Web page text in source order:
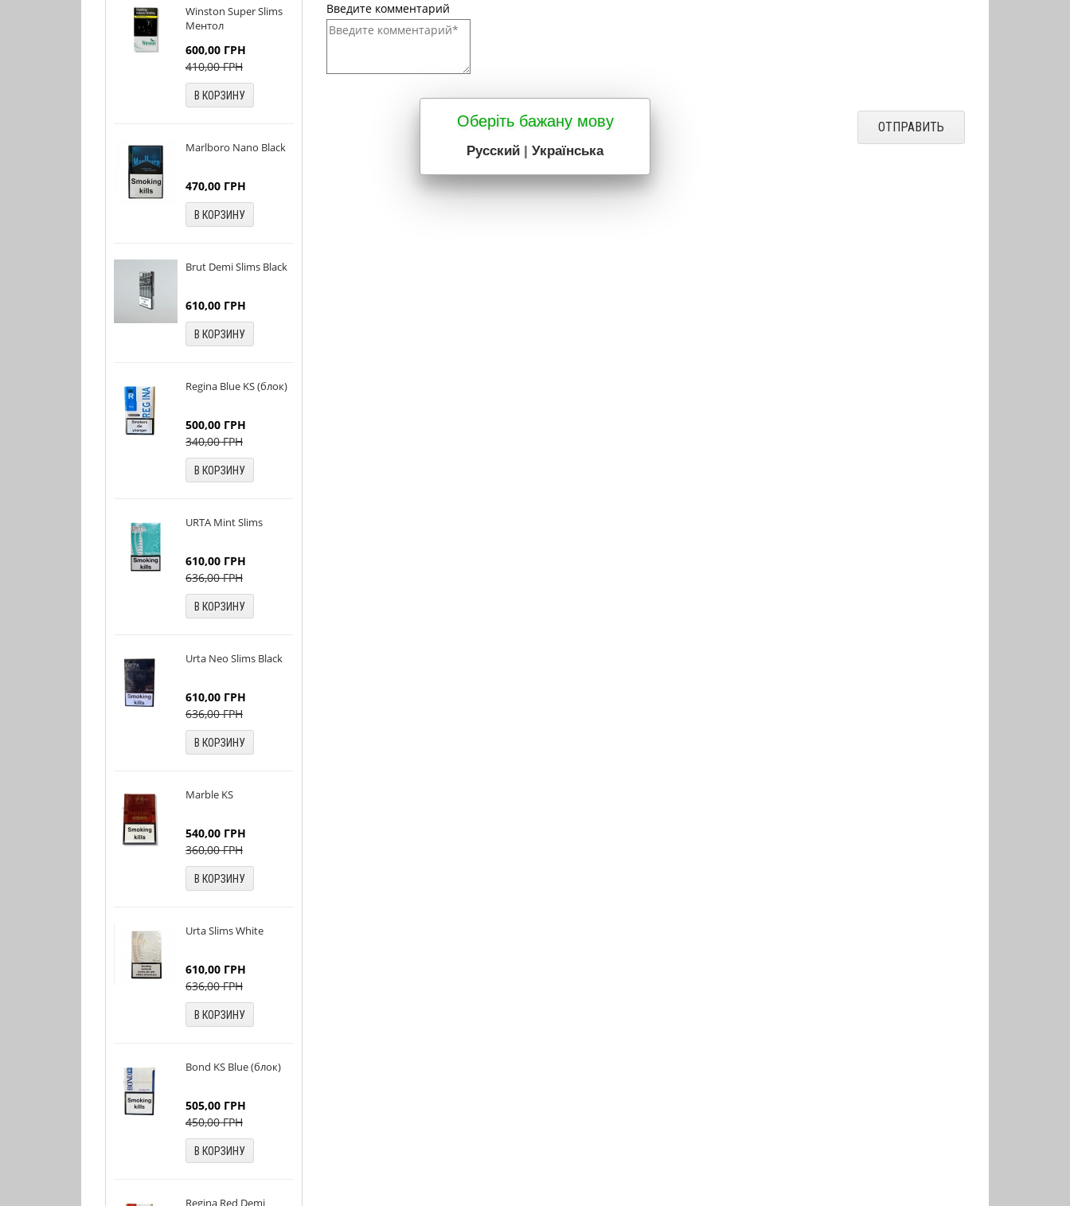
Оберіть бажану мову
Русский | Українська
Winston Super Slims
Ментол
600,00 ГРН
410,00ГРН
В КОРЗИНУ
Marlboro Nano Black
470,00 ГРН
В КОРЗИНУ
Brut Demi Slims Black
610,00 ГРН
В КОРЗИНУ
Regina Blue KS (блок)
500,00 ГРН
340,00ГРН
В КОРЗИНУ
URTA Mint Slims
610,00 ГРН
636,00ГРН
В КОРЗИНУ
Urta Neo Slims Black
610,00 ГРН
636,00ГРН
В КОРЗИНУ
Marble KS
540,00 ГРН
360,00ГРН
В КОРЗИНУ
Urta Slims White
610,00 ГРН
636,00ГРН
В КОРЗИНУ
Bond KS Blue (блок)
505,00 ГРН
450,00ГРН
В КОРЗИНУ
Regina Red Demi
Введите комментарий